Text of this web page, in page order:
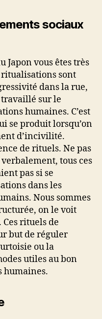
sociaux
Japon vous êtes très
ritualisations sont
dans la rue,
travaillé sur le
humaines. C’est
se produit lorsqu’on
d’incivilité.
de rituels. Ne pas
tous ces
pas si se
dans les
Nous sommes
on le voit
rituels de
but de réguler
ou la
utiles au bon
humaines.